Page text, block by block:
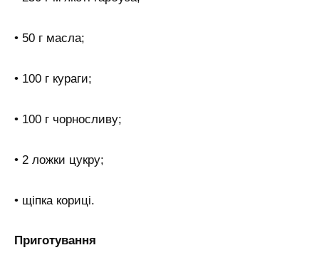
• 50 г масла;
• 100 г кураги;
• 100 г чорносливу;
• 2 ложки цукру;
• щіпка кориці.
Приготування